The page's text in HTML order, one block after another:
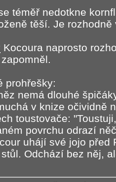
téměř nedotkne
těší. Je
Kocoura naprosto
prohřešky:
nemá dlouhé
v knize očividně
toustovače:
povrchu odrazí
uhájí své jojo
Odchází bez něj,